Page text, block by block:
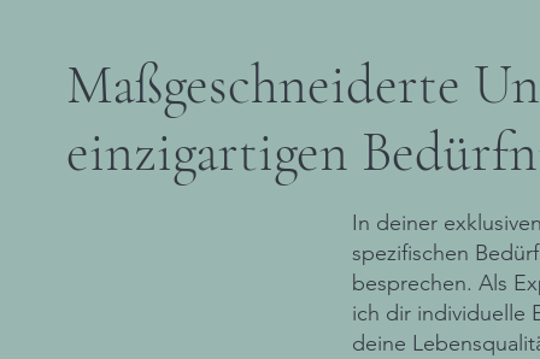
Maßgeschneiderte
einzigartigen
In deiner
spezifischen
besprechen. Als
ich dir individuelle
deine